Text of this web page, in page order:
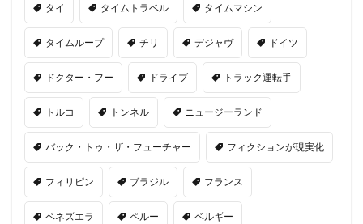
タイ タイムトラベル タイムマシン
タイムループ チリ デジャヴ ドイツ
ドクター・フー ドライブ トラック運転手
トルコ トンネル ニュージーランド
バック・トゥ・ザ・フューチャー フィクションが現実化
フィリピン ブラジル フランス
ベネズエラ ペルー ベルギー